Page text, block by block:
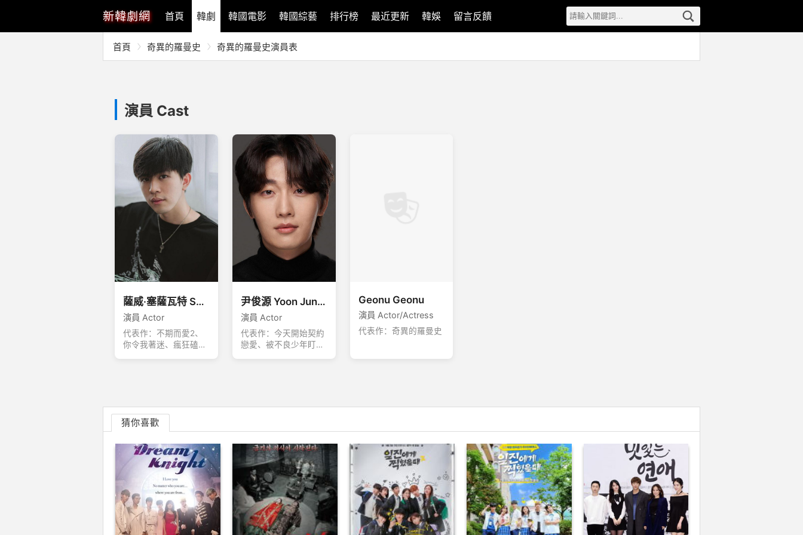
新韓劇網 首頁 韓劇 韓國電影 韓國綜藝 排行榜 最近更新 韓娛 留言反饋
首頁 奇異的羅曼史 奇異的羅曼史演員表
演員 Cast
薩威·塞薩瓦特 Save Saisawat
演員 Actor
代表作：不期而愛2、
你令我著迷、瘋狂磕學
尹俊源 Yoon Jun Won
演員 Actor
代表作：今天開始契約
戀愛、被不良少年盯
Geonu Geonu
演員 Actor/Actress
代表作：奇異的羅曼史
猜你喜歡